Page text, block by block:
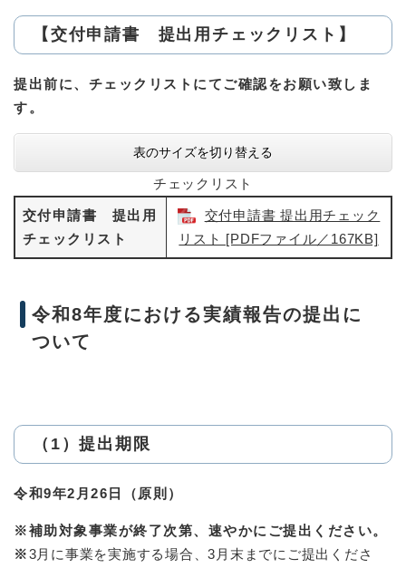
【交付申請書 提出用チェックリスト】
提出前に、チェックリストにてご確認をお願い致しま
す。
表のサイズを切り替える
チェックリスト
交付申請書 提出用
チェックリスト
交付申請書 提出用チェック
リスト [PDFファイル／167KB]
令和8年度における実績報告の提出に
ついて
（1）提出期限
令和9年2月26日（原則）
※補助対象事業が終了次第、速やかにご提出ください。
※3月に事業を実施する場合、3月末までにご提出くださ